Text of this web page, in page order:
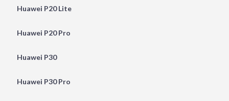
Huawei P20 Lite
Huawei P20 Pro
Huawei P30
Huawei P30 Pro